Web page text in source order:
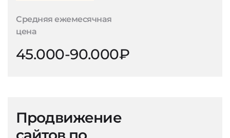
Средняя ежемесячная
цена
45.000-90.000₽
Продвижение